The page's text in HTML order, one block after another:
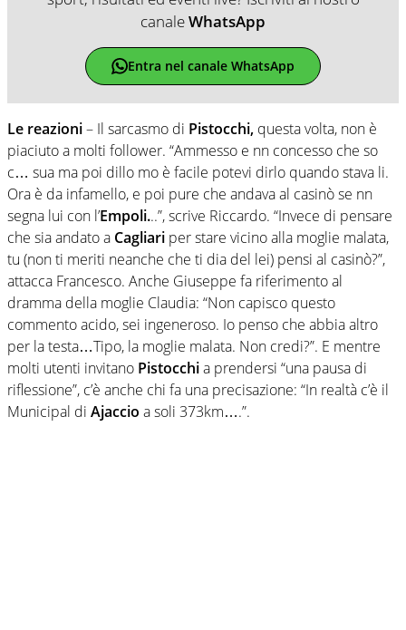
canaleWhatsApp
Entra nel canale WhatsApp
Le reazioni– Il sarcasmo di Pistocchi, questa volta, non è
piaciuto a molti follower. “Ammesso e nn concesso che so
c… sua ma poi dillo mo è facile potevi dirlo quando stava li.
Ora è da infamello, e poi pure che andava al casinò se nn
segna lui con l’Empoli...”, scrive Riccardo. “Invece di pensare
che sia andato a Cagliari per stare vicino alla moglie malata,
tu (non ti meriti neanche che ti dia del lei) pensi al casinò?”,
attacca Francesco. Anche Giuseppe fa riferimento al
dramma della moglie Claudia: “Non capisco questo
commento acido, sei ingeneroso. Io penso che abbia altro
per la testa…Tipo, la moglie malata. Non credi?”. E mentre
molti utenti invitano Pistocchia prendersi “una pausa di
riflessione”, c’è anche chi fa una precisazione: “In realtà c’è il
Municipal di Ajaccio a soli 373km….”.